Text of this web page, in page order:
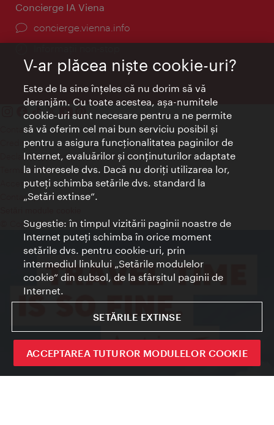
Concierge IA Viena
concierge.vienna.info
Contact
Credits
Declaraţie privind protecţia datelor
Terms of Use
Accesibilitate
Contact presa
© Copyright Wien Tourismus
V-ar plăcea nişte cookie-uri?
Este de la sine înţeles că nu dorim să vă
deranjăm. Cu toate acestea, aşa-numitele
cookie-uri sunt necesare pentru a ne permite
să vă oferim cel mai bun serviciu posibil şi
pentru a asigura funcţionalitatea paginilor de
Internet, evaluărilor şi conţinuturilor adaptate
la interesele dvs. Dacă nu doriţi utilizarea lor,
puteţi schimba setările dvs. standard la
„Setări extinse“.
Sugestie: în timpul vizitării paginii noastre de
Internet puteţi schimba în orice moment
setările dvs. pentru cookie-uri, prin
intermediul linkului „Setările modulelor
cookie“ din subsol, de la sfârşitul paginii de
Internet.
SETĂRILE EXTINSE
ACCEPTAREA TUTUROR MODULELOR COOKIE